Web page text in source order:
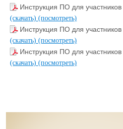
Инструкция ПО для
(скачать) (посмотреть)
Инструкция ПО для
(скачать) (посмотреть)
Инструкция ПО для
(скачать) (посмотреть)